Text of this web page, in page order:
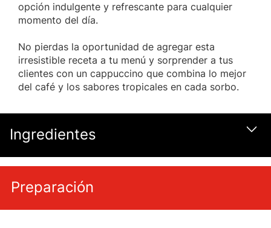
opción indulgente y refrescante para cualquier
momento del día.
No pierdas la oportunidad de agregar esta
irresistible receta a tu menú y sorprender a tus
clientes con un cappuccino que combina lo mejor
del café y los sabores tropicales en cada sorbo.
Ingredientes
Preparación